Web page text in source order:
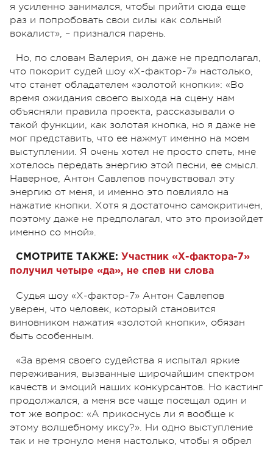
я усиленно занимался, чтобы прийти сюда еще
раз и попробовать свои силы как сольный
вокалист», – признался парень.
Но, по словам Валерия, он даже не предполагал,
что покорит судей шоу «Х-фактор-7» настолько,
что станет обладателем «золотой кнопки»: «Во
время ожидания своего выхода на сцену нам
объясняли правила проекта, рассказывали о
такой функции, как золотая кнопка, но я даже не
мог представить, что ее нажмут именно на моем
выступлении. Я очень хотел не просто спеть, мне
хотелось передать энергию этой песни, ее смысл.
Наверное, Антон Савлепов почувствовал эту
энергию от меня, и именно это повлияло на
нажатие кнопки. Хотя я достаточно самокритичен,
поэтому даже не предполагал, что это произойдет
именно со мной».
СМОТРИТЕ ТАКЖЕ: Участник «Х-фактора-7»
получил четыре «да», не спев ни слова
Cудья шоу «Х-фактор-7» Антон Савлепов
уверен, что человек, который становится
виновником нажатия «золотой кнопки», обязан
быть особенным.
«За время своего судейства я испытал яркие
переживания, вызванные широчайшим спектром
качеств и эмоций наших конкурсантов. Но кастинг
продолжался, а меня все чаще посещал один и
тот же вопрос: «А прикоснусь ли я вообще к
этому волшебному иксу?». Ни одно выступление
так и не тронуло меня настолько, чтобы я обрел